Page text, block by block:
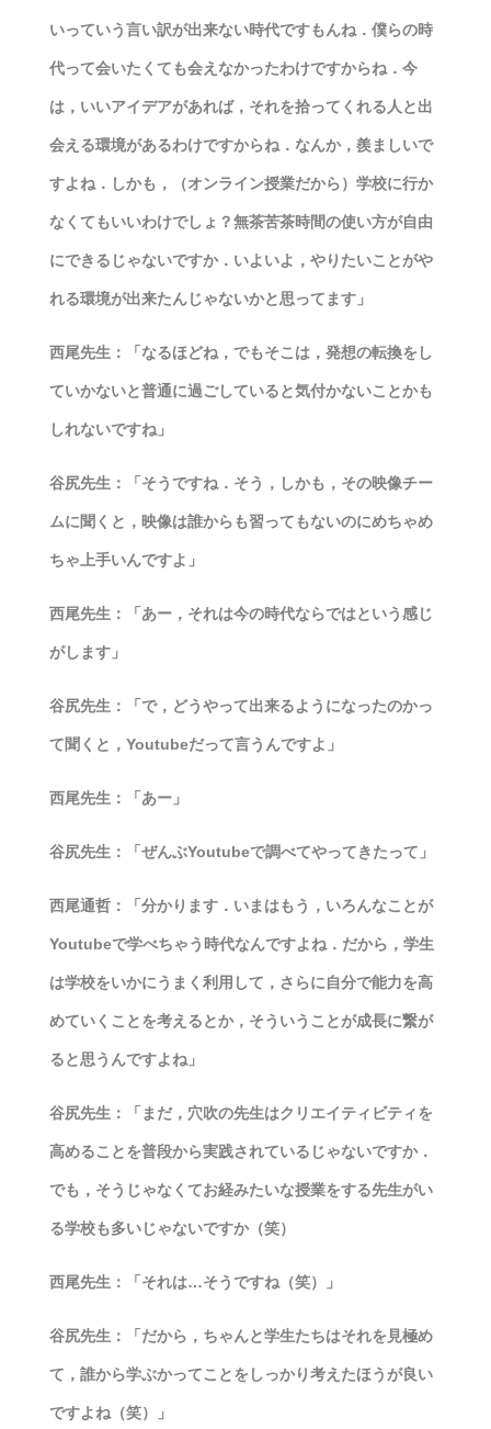
いっていう言い訳が出来ない時代ですもんね．僕らの時
代って会いたくても会えなかったわけですからね．今
は，いいアイデアがあれば，それを拾ってくれる人と出
会える環境があるわけですからね．なんか，羨ましいで
すよね．しかも，（オンライン授業だから）学校に行か
なくてもいいわけでしょ？無茶苦茶時間の使い方が自由
にできるじゃないですか．いよいよ，やりたいことがや
れる環境が出来たんじゃないかと思ってます」
西尾先生：「なるほどね，でもそこは，発想の転換をし
ていかないと普通に過ごしていると気付かないことかも
しれないですね」
谷尻先生：「そうですね．そう，しかも，その映像チー
ムに聞くと，映像は誰からも習ってもないのにめちゃめ
ちゃ上手いんですよ」
西尾先生：「あー，それは今の時代ならではという感じ
がします」
谷尻先生：「で，どうやって出来るようになったのかっ
て聞くと，Youtubeだって言うんですよ」
西尾先生：「あー」
谷尻先生：「ぜんぶYoutubeで調べてやってきたって」
西尾通哲：「分かります．いまはもう，いろんなことが
Youtubeで学べちゃう時代なんですよね．だから，学生
は学校をいかにうまく利用して，さらに自分で能力を高
めていくことを考えるとか，そういうことが成長に繋が
ると思うんですよね」
谷尻先生：「まだ，穴吹の先生はクリエイティビティを
高めることを普段から実践されているじゃないですか．
でも，そうじゃなくてお経みたいな授業をする先生がい
る学校も多いじゃないですか（笑）
西尾先生：「それは…そうですね（笑）」
谷尻先生：「だから，ちゃんと学生たちはそれを見極め
て，誰から学ぶかってことをしっかり考えたほうが良い
ですよね（笑）」